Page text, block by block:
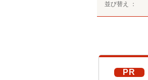
並び替え ：
PR